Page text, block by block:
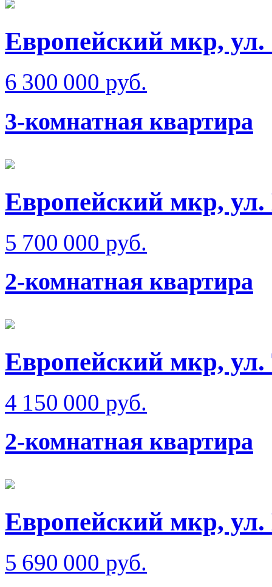
Европейский мкр, ул.
6 300 000 руб.
3-комнатная квартира
Европейский мкр, ул.
5 700 000 руб.
2-комнатная квартира
Европейский мкр, ул.
4 150 000 руб.
2-комнатная квартира
Европейский мкр, ул.
5 690 000 руб.